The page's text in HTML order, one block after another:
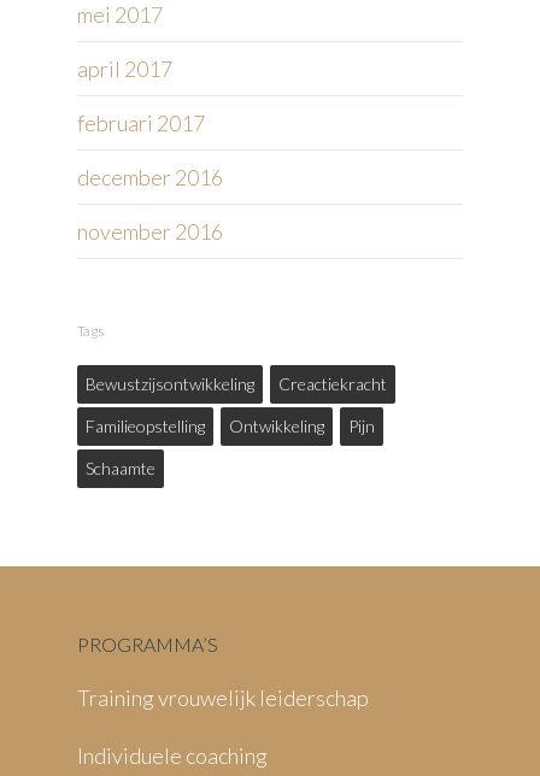
mei 2017
april 2017
februari 2017
december 2016
november 2016
Tags
Bewustzijsontwikkeling Creactiekracht
Familieopstelling Ontwikkeling Pijn
Schaamte
PROGRAMMA’S
Training vrouwelijk leiderschap
Individuele coaching